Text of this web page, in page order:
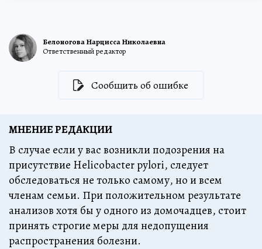
Белоногова Нарцисса Николаевна
Ответственный редактор
Сообщить об ошибке
МНЕНИЕ РЕДАКЦИИ
В случае если у вас возникли подозрения на
присутствие Helicobacter pylori, следует
обследоваться не только самому, но и всем
членам семьи. При положительном результате
анализов хотя бы у одного из домочадцев, стоит
принять строгие меры для недопущения
распространения болезни.